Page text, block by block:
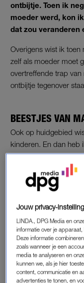
ontbijtje. Toen ik
moeder werd, kon
dat zou veranderen
Overigens wist ik toen
zelf als moeder moet
overtreffende trap
ontbijtje tegenover
BEESTJES VAN
Ook op huidgebied
kinderen. En dan heb
onder je ogen,
bezorgen. Maar wist
het huidmicrobioom
maar de vaste
worden tijdens de
En die zijn voor een
afkomstig.
Uit onderzoek wordt
bacteriën zijn om je
Jouw privacy-
LINDA., DPG Media en
informatie over je
Deze informatie
zoals wanneer je een
media te analyseren en
kunnen we, als je hier
content, communicatie en
advertenties te tonen, en